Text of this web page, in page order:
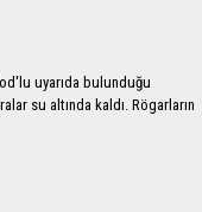
uyarıda bulunduğu
su altında kaldı. Rögarların